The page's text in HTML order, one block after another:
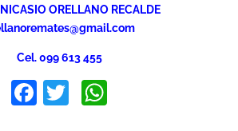
ORELLANO RECALDE
Cel. 099 613 455
Facebook
Twitter